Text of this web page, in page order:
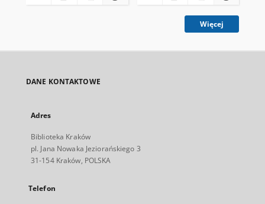
Więcej
DANE KONTAKTOWE
Adres
Biblioteka Kraków
pl. Jana Nowaka Jeziorańskiego 3
31-154 Kraków, POLSKA
Telefon